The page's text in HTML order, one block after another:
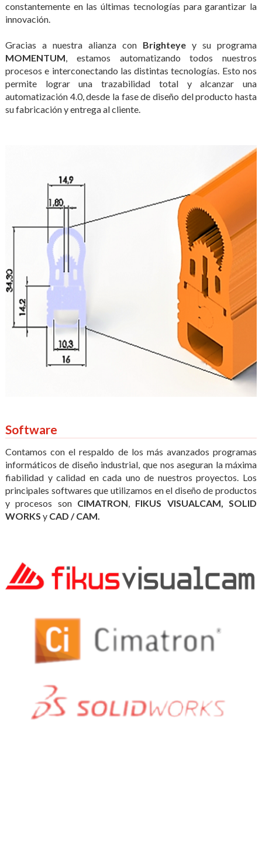
constantemente en las últimas tecnologías para garantizar la
innovación.
Gracias a nuestra alianza con Brighteye y su programa
MOMENTUM, estamos automatizando todos nuestros
procesos e interconectando las distintas tecnologías. Esto nos
permite lograr una trazabilidad total y alcanzar una
automatización 4.0, desde la fase de diseño del producto hasta
su fabricación y entrega al cliente.
Software
Contamos con el respaldo de los más avanzados programas
informáticos de diseño industrial, que nos aseguran la máxima
fiabilidad y calidad en cada uno de nuestros proyectos. Los
principales softwares que utilizamos en el diseño de productos
y procesos son CIMATRON, FIKUS VISUALCAM, SOLID
WORKS y CAD / CAM.